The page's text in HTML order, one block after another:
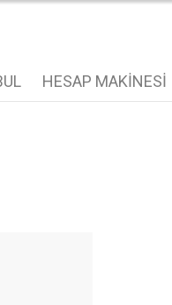
HESAP MAKINESI